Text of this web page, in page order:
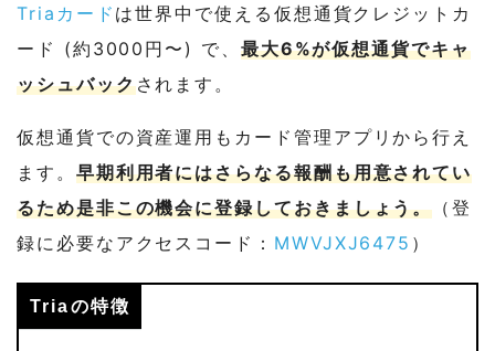
Triaカード は世界中で使える仮想通貨クレジットカ
ード (約3000円〜) で、 最大6%が仮想通貨でキャ
ッシュバックされます。
仮想通貨での資産運用もカード管理アプリから行え
ます。 早期利用者にはさらなる報酬も用意されてい
るため是非この機会に登録しておきましょう。 （登
録に必要なアクセスコード： MWVJXJ6475 ）
Triaの特徴